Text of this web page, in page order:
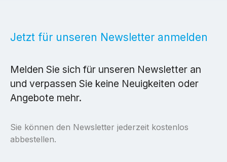
Jetzt für unseren Newsletter anmelden
Melden Sie sich für unseren Newsletter an
und verpassen Sie keine Neuigkeiten oder
Angebote mehr.
Sie können den Newsletter jederzeit kostenlos
abbestellen.